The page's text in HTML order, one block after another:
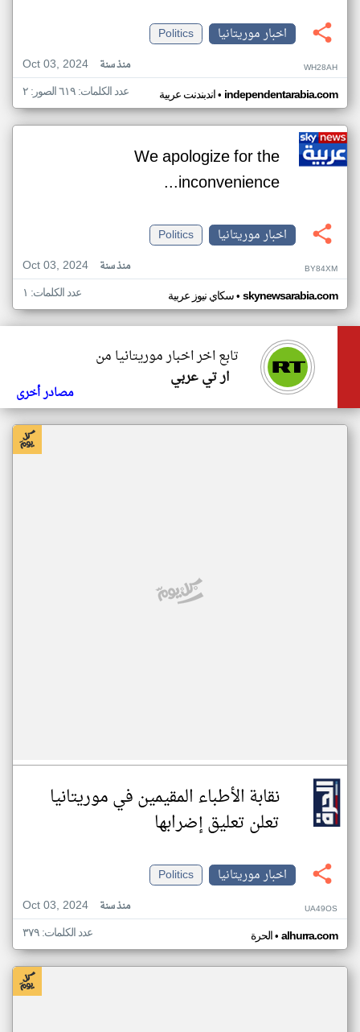
اخبار موريتانيا
Politics
Oct 03, 2024
منذ سنة WH28AH
اندبندنت عربية• independentarabia.com عدد الكلمات: ٦١٩ الصور: ٢
We apologize for the
inconvenience...
اخبار موريتانيا
Politics
Oct 03, 2024
منذ سنة BY84XM
سكاي نيوز عربية• skynewsarabia.com عدد الكلمات: ١
تابع اخر اخبار موريتانيا من
ار تي عربي
مصادر أخرى
نقابة الأطباء المقيمين في موريتانيا
تعلن تعليق إضرابها
اخبار موريتانيا
Politics
Oct 03, 2024
منذ سنة UA49OS
الحرة• alhurra.com عدد الكلمات: ٣٧٩